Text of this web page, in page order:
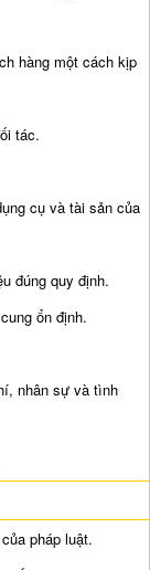
hàng một cách kịp
tác.
cụ và tài sản của
đúng quy định.
ổn định.
nhân sự và tình
pháp luật.